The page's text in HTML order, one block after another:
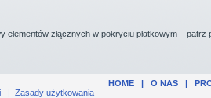
elementów złącznych w pokryciu płatkowym – patrz
HOME| O NAS|
| Zasady użytkowania